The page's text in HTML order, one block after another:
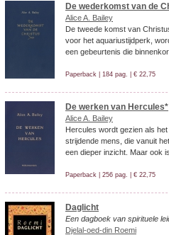
De wederkomst van de
Alice A. Bailey
De tweede komst van
voor het aquariustijdperk,
een gebeurtenis die
Paperback | 184 pag. | € 22,75
De werken van Hercules*
Alice A. Bailey
Hercules wordt gezien als
strijdende mens, die vanuit
een dieper inzicht. Maar ook
Paperback | 256 pag. | € 22,75
Daglicht
Een dagboek van spirituele
Djelal-oed-din Roemi